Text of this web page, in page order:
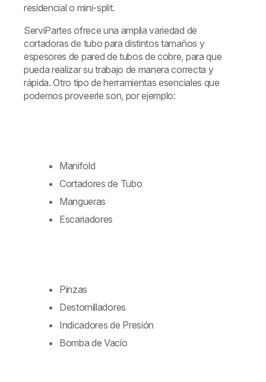
residencial o mini-split.
ServiPartes ofrece una amplia variedad de
cortadoras de tubo para distintos tamaños y
espesores de pared de tubos de cobre, para que
pueda realizar su trabajo de manera correcta y
rápida. Otro tipo de herramientas esenciales que
podemos proveerle son, por ejemplo:
Manifold
Cortadores de Tubo
Mangueras
Escariadores
Pinzas
Destornilladores
Indicadores de Presión
Bomba de Vacío